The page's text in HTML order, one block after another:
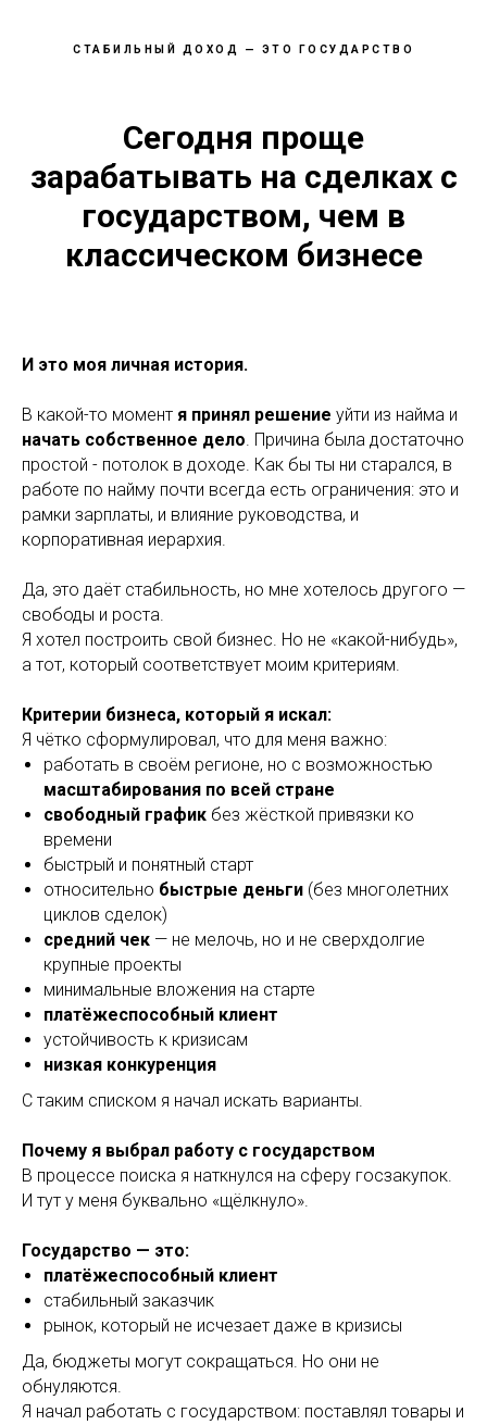
СТАБИЛЬНЫЙ ДОХОД — ЭТО ГОСУДАРСТВО
Сегодня проще
зарабатывать на сделках с
государством, чем в
классическом бизнесе
И это моя личная история.
В какой-то момент я принял решение уйти из найма и
начать собственное дело. Причина была достаточно
простой - потолок в доходе. Как бы ты ни старался, в
работе по найму почти всегда есть ограничения: это и
рамки зарплаты, и влияние руководства, и
корпоративная иерархия.
Да, это даёт стабильность, но мне хотелось другого —
свободы и роста.
Я хотел построить свой бизнес. Но не «какой-нибудь»,
а тот, который соответствует моим критериям.
Критерии бизнеса, который я искал:
Я чётко сформулировал, что для меня важно:
работать в своём регионе, но с возможностью
масштабирования по всей стране
свободный график без жёсткой привязки ко
времени
быстрый и понятный старт
относительно быстрые деньги (без многолетних
циклов сделок)
средний чек — не мелочь, но и не сверхдолгие
крупные проекты
минимальные вложения на старте
платёжеспособный клиент
устойчивость к кризисам
низкая конкуренция
С таким списком я начал искать варианты.
Почему я выбрал работу с государством
В процессе поиска я наткнулся на сферу госзакупок.
И тут у меня буквально «щёлкнуло».
Государство — это:
платёжеспособный клиент
стабильный заказчик
рынок, который не исчезает даже в кризисы
Да, бюджеты могут сокращаться. Но они не
обнуляются.
Я начал работать с государством: поставлял товары и